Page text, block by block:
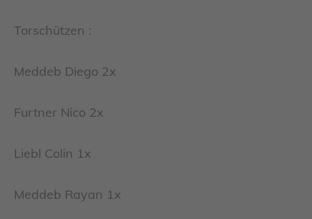
Torschützen :
Meddeb Diego 2x
Furtner Nico 2x
Liebl Colin 1x
Meddeb Rayan 1x